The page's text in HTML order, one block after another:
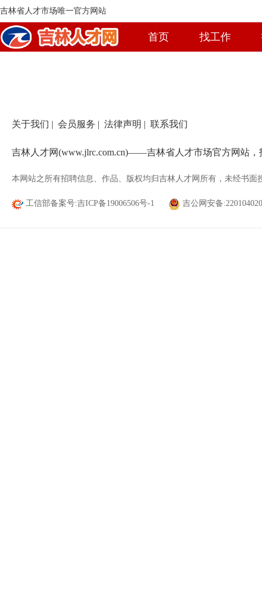
吉林省人才市场唯一官方网站
首页 找工作
关于我们 | 会员服务 | 法律声明 | 联系我们
吉林人才网(www.jlrc.com.cn)——吉林省人才市场官方网站
本网站之所有招聘信息、作品、版权均归吉林人才网所有，未经书面
工信部备案号:吉ICP备19006506号-1 吉公网安备